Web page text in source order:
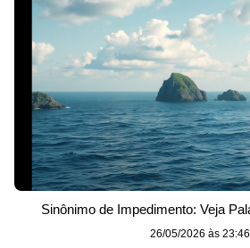
Sinônimo de Impedimento: Veja
26/05/2026 às 23:46